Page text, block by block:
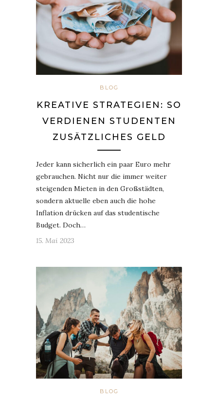
BLOG
KREATIVE STRATEGIEN: SO
VERDIENEN STUDENTEN
ZUSÄTZLICHES GELD
Jeder kann sicherlich ein paar Euro mehr
gebrauchen. Nicht nur die immer weiter
steigenden Mieten in den Großstädten,
sondern aktuelle eben auch die hohe
Inflation drücken auf das studentische
Budget. Doch…
15. Mai 2023
BLOG